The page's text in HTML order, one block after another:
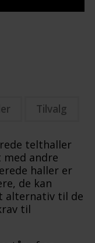
telthaller
andre
haller er
de kan
alternativ til de
til
Tilvalg